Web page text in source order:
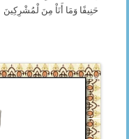
حَنِيفًا وَمَا أَنَاْ مِنَ لْمُشْرِكِينَ